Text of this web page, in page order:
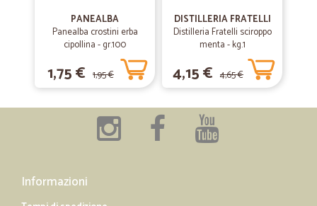
PANEALBA
Panealba crostini erba
cipollina - gr.100
1,75 € 1,95 €
DISTILLERIA FRATELLI
Distilleria Fratelli sciroppo
menta - kg.1
4,15 € 4,65 €
Informazioni